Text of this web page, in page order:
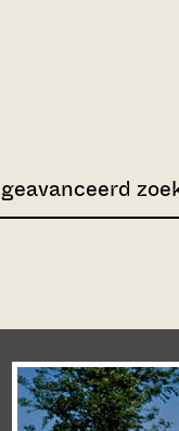
geavanceerd